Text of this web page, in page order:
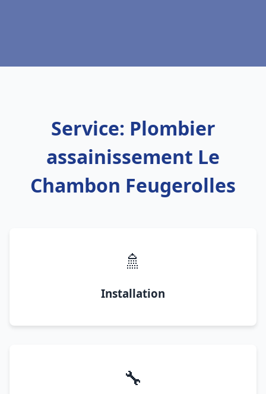
Service: Plombier
assainissement Le
Chambon Feugerolles
🚿
Installation
🔧